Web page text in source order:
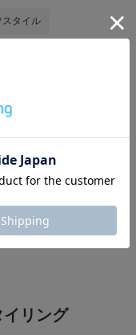
スタイル
#過ごしやすい
リング